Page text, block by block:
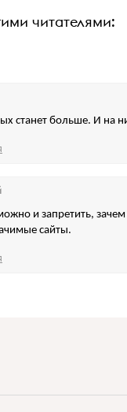
читателями:
станет больше. И на
и запретить,
сайты.